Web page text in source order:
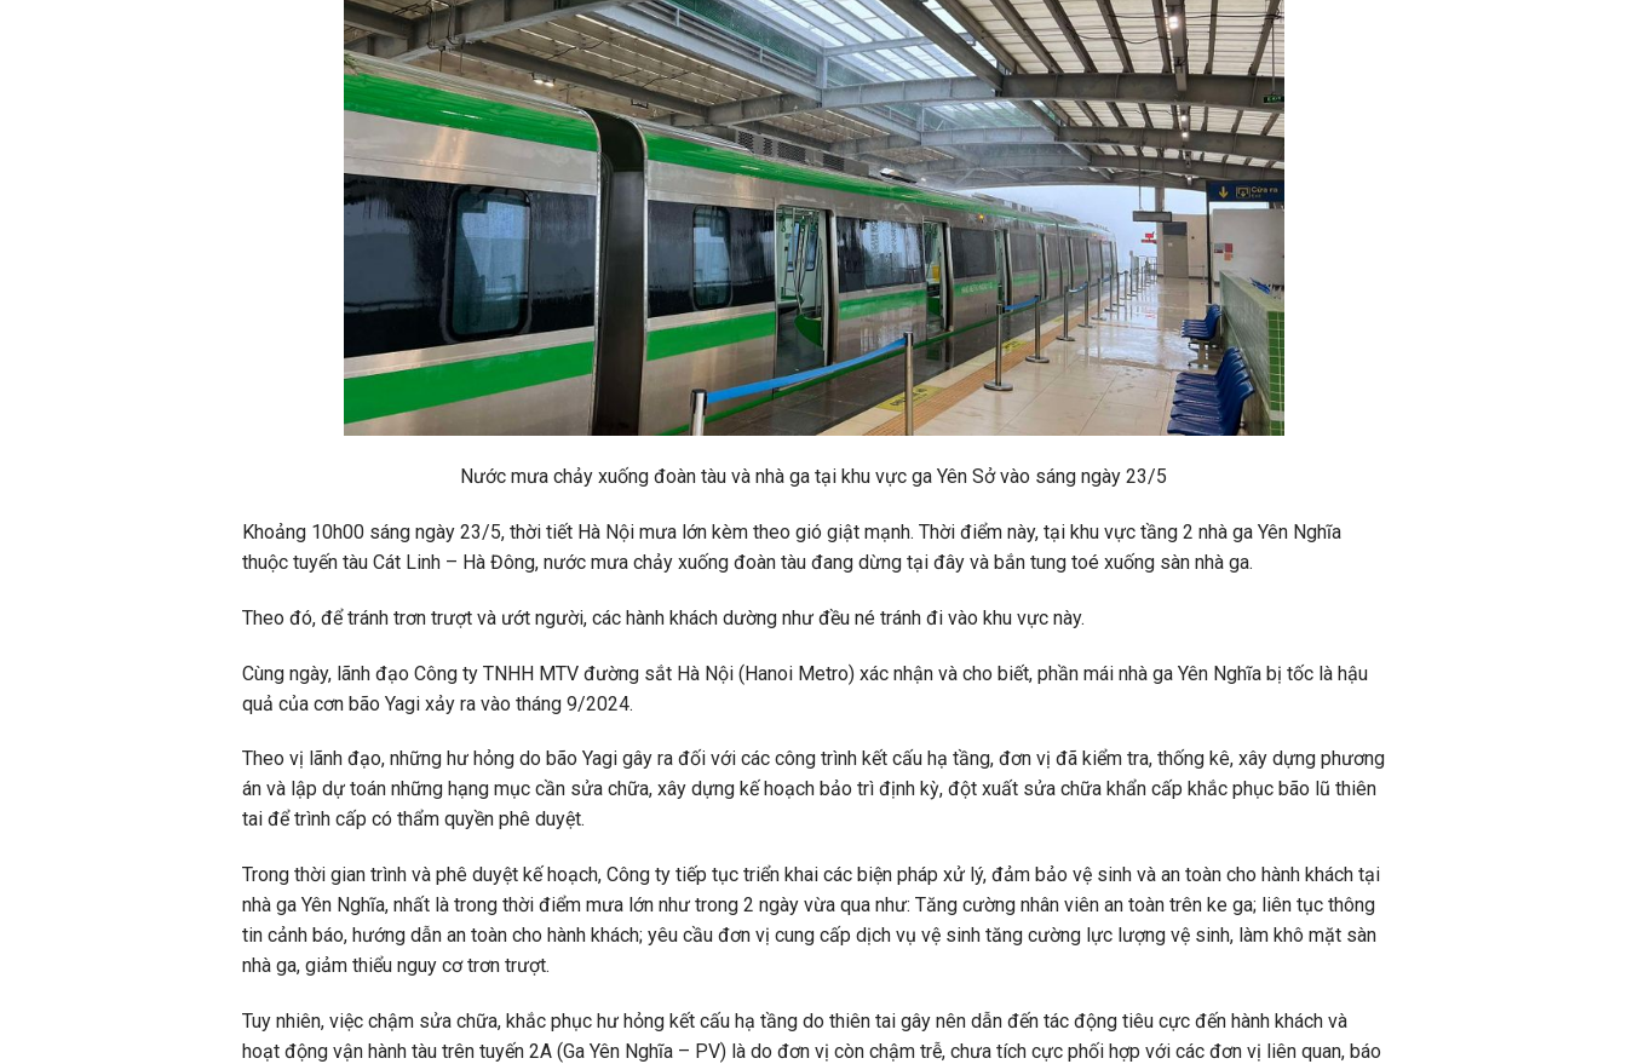
Nước mưa chảy xuống đoàn tàu và nhà ga tại khu vực ga Yên Sở vào sáng ngày 23/5
Khoảng 10h00 sáng ngày 23/5, thời tiết Hà Nội mưa lớn kèm theo gió giật mạnh. Thời điểm này, tại khu vực tầng 2 nhà ga Yên Nghĩa
thuộc tuyến tàu Cát Linh – Hà Đông, nước mưa chảy xuống đoàn tàu đang dừng tại đây và bắn tung toé xuống sàn nhà ga.
Theo đó, để tránh trơn trượt và ướt người, các hành khách dường như đều né tránh đi vào khu vực này.
Cùng ngày, lãnh đạo Công ty TNHH MTV đường sắt Hà Nội (Hanoi Metro) xác nhận và cho biết, phần mái nhà ga Yên Nghĩa bị tốc là hậu
quả của cơn bão Yagi xảy ra vào tháng 9/2024.
Theo vị lãnh đạo, những hư hỏng do bão Yagi gây ra đối với các công trình kết cấu hạ tầng, đơn vị đã kiểm tra, thống kê, xây dựng phương
án và lập dự toán những hạng mục cần sửa chữa, xây dựng kế hoạch bảo trì định kỳ, đột xuất sửa chữa khẩn cấp khắc phục bão lũ thiên
tai để trình cấp có thẩm quyền phê duyệt.
Trong thời gian trình và phê duyệt kế hoạch, Công ty tiếp tục triển khai các biện pháp xử lý, đảm bảo vệ sinh và an toàn cho hành khách tại
nhà ga Yên Nghĩa, nhất là trong thời điểm mưa lớn như trong 2 ngày vừa qua như: Tăng cường nhân viên an toàn trên ke ga; liên tục thông
tin cảnh báo, hướng dẫn an toàn cho hành khách; yêu cầu đơn vị cung cấp dịch vụ vệ sinh tăng cường lực lượng vệ sinh, làm khô mặt sàn
nhà ga, giảm thiểu nguy cơ trơn trượt.
Tuy nhiên, việc chậm sửa chữa, khắc phục hư hỏng kết cấu hạ tầng do thiên tai gây nên dẫn đến tác động tiêu cực đến hành khách và
hoạt động vận hành tàu trên tuyến 2A (Ga Yên Nghĩa – PV) là do đơn vị còn chậm trễ, chưa tích cực phối hợp với các đơn vị liên quan, báo